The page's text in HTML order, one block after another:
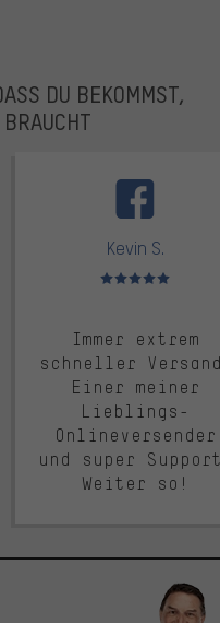
DU BEKOMMST,
Kevin S.
Bewertungen: 5 von 5
Immer extrem
schneller
Einer meiner
Lieblings-
Onlineversender
und super
Weiter so!